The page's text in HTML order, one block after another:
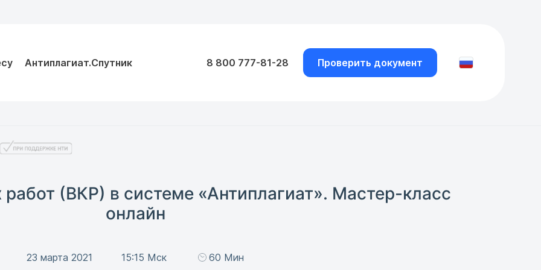
Антиплагиат.Спутник 8 800 777-81-28 Проверить документ
(ВКР) в системе «Антиплагиат». Мастер-класс
онлайн
23 марта 2021 15:15 Мск 60 Мин